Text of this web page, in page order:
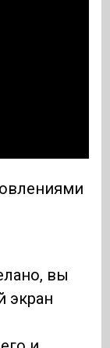
вы
экран